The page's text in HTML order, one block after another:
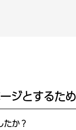
ジとするた
たか？